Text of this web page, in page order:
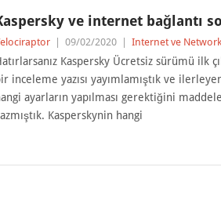
ve internet bağlantı
09/02/2020 Internet ve Network
Kaspersky Ücretsiz sürümü ilk
inceleme yazısı yayımlamıştık ve
ayarların yapılması gerektiğini
Kasperskynin hangi